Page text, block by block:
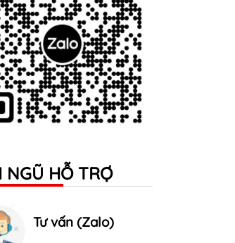
NGŨ HỖ TRỢ
Tư vấn (Zalo)